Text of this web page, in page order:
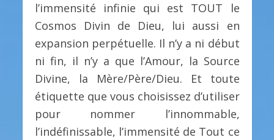
l’immensité infinie qui est TOUT le
Cosmos Divin de Dieu, lui aussi en
expansion perpétuelle. Il n’y a ni début
ni fin, il n’y a que l’Amour, la Source
Divine, la Mère/Père/Dieu. Et toute
étiquette que vous choisissez d’utiliser
pour nommer l’innommable,
l’indéfinissable, l’immensité de Tout ce